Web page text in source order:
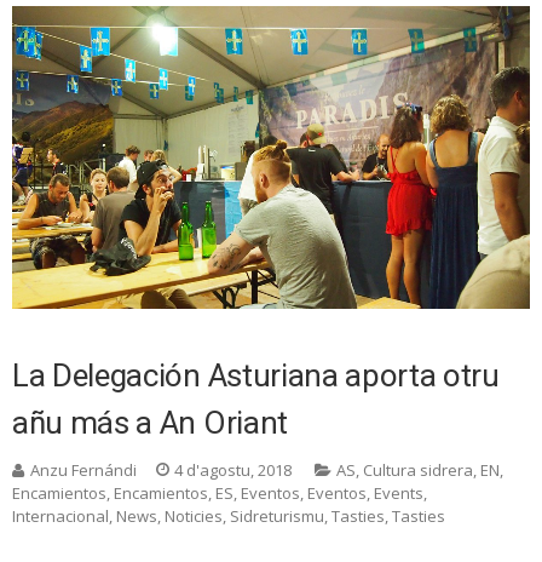
La Delegación Asturiana aporta otru
añu más a An Oriant
Anzu Fernándi 4 d'agostu, 2018 AS Cultura sidrera EN
Encamientos Encamientos ES Eventos Eventos Events
Internacional News Noticies Sidreturismu Tasties Tasties